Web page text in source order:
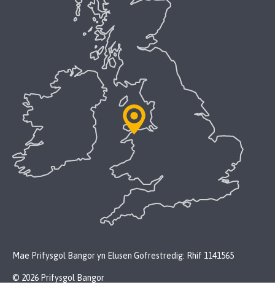
Mae Prifysgol Bangor yn Elusen Gofrestredig: Rhif 1141565
© 2026 Prifysgol Bangor